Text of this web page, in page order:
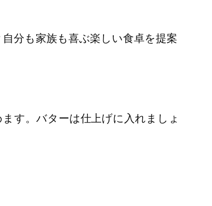
分も家族も喜ぶ楽しい食卓を提案
す。バターは仕上げに入れましょ